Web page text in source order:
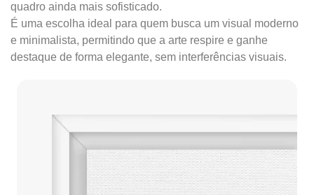
quadro ainda mais sofisticado.
É uma escolha ideal para quem busca um visual moderno
e minimalista, permitindo que a arte respire e ganhe
destaque de forma elegante, sem interferências visuais.